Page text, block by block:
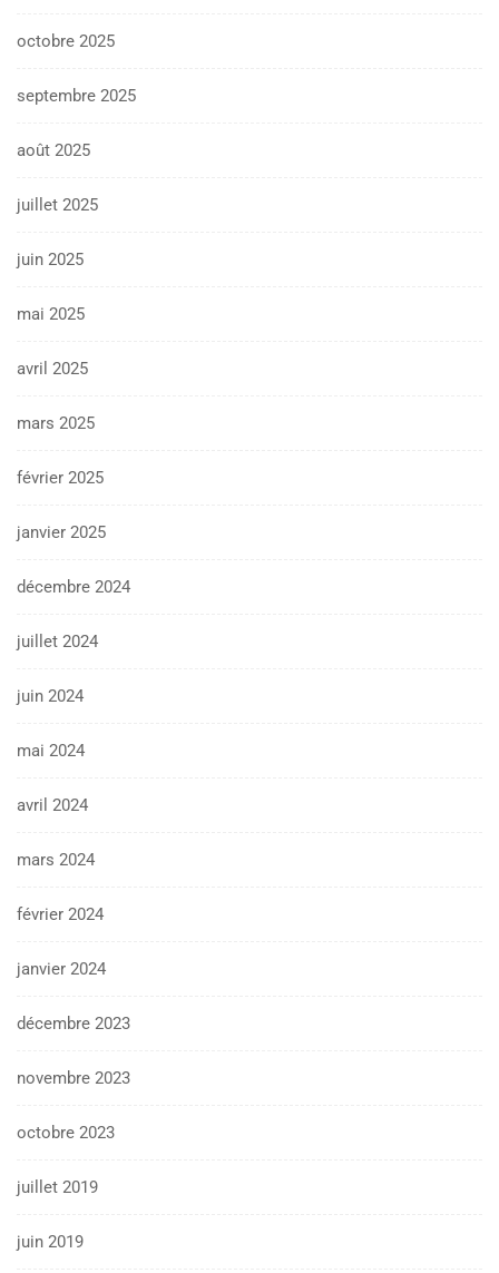
octobre 2025
septembre 2025
août 2025
juillet 2025
juin 2025
mai 2025
avril 2025
mars 2025
février 2025
janvier 2025
décembre 2024
juillet 2024
juin 2024
mai 2024
avril 2024
mars 2024
février 2024
janvier 2024
décembre 2023
novembre 2023
octobre 2023
juillet 2019
juin 2019